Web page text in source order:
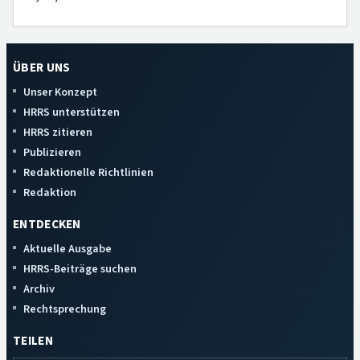
ÜBER UNS
Unser Konzept
HRRS unterstützen
HRRS zitieren
Publizieren
Redaktionelle Richtlinien
Redaktion
ENTDECKEN
Aktuelle Ausgabe
HRRS-Beiträge suchen
Archiv
Rechtsprechung
TEILEN